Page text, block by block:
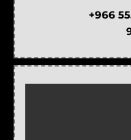
+966